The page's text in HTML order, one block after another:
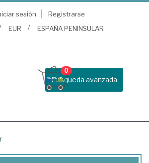
sesión
Registrarse
EUR ESPAÑA PENINSULAR
Busqueda avanzada
0